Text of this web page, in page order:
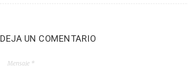
DEJA UN COMENTARIO